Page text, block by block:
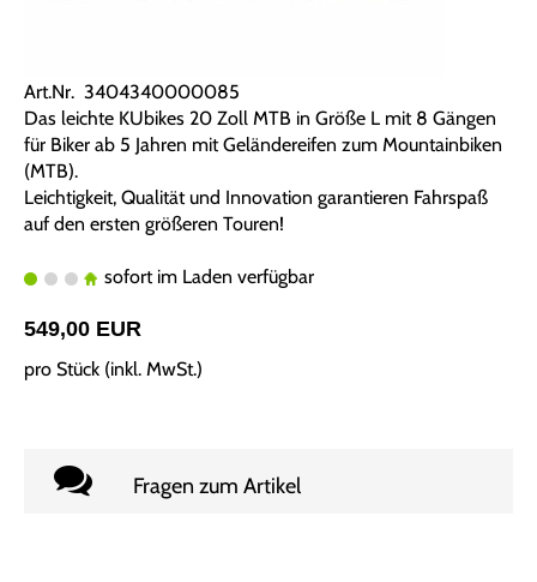
Art.Nr. 3404340000085
Das leichte KUbikes 20 Zoll MTB in Größe L mit 8 Gängen
für Biker ab 5 Jahren mit Geländereifen zum Mountainbiken
(MTB).
Leichtigkeit, Qualität und Innovation garantieren Fahrspaß
auf den ersten größeren Touren!
sofort im Laden verfügbar
549,00 EUR
pro Stück (inkl. MwSt.)
Fragen zum Artikel